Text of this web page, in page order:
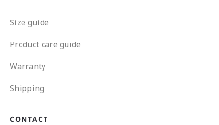
Size guide
Product care guide
Warranty
Shipping
CONTACT